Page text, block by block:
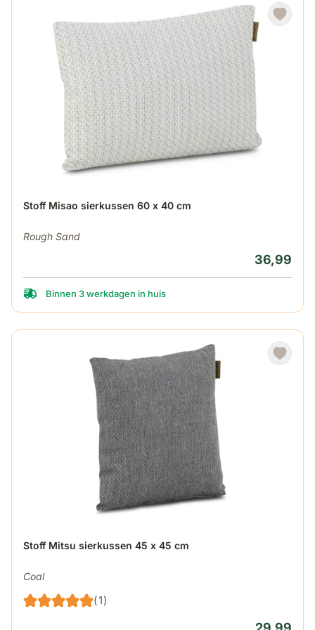
Stoff Misao sierkussen 60 x 40 cm
Rough Sand
36,99
Binnen 3 werkdagen in huis
Stoff Mitsu sierkussen 45 x 45 cm
Coal
(1)